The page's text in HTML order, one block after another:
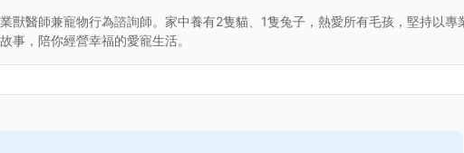
獸醫師兼寵物行為諮詢師。家中養有2隻貓、1隻兔子，熱愛所有毛孩，堅持以
事，陪你經營幸福的愛寵生活。